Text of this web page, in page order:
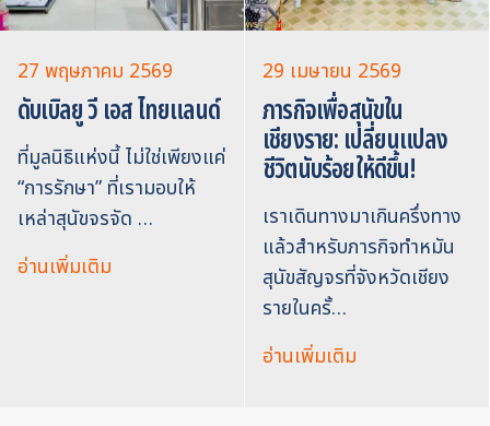
27 พฤษภาคม 2569
ดับเบิลยู วี เอส ไทยแลนด์
ที่มูลนิธิแห่งนี้ ไม่ใช่เพียงแค่
“การรักษา” ที่เรามอบให้
เหล่าสุนัขจรจัด …
อ่านเพิ่มเติม
29 เมษายน 2569
ภารกิจเพื่อสุนัขใน
เชียงราย: เปลี่ยนแปลง
ชีวิตนับร้อยให้ดีขึ้น!
เราเดินทางมาเกินครึ่งทาง
แล้วสำหรับภารกิจทำหมัน
สุนัขสัญจรที่จังหวัดเชียง
รายในครั้…
อ่านเพิ่มเติม